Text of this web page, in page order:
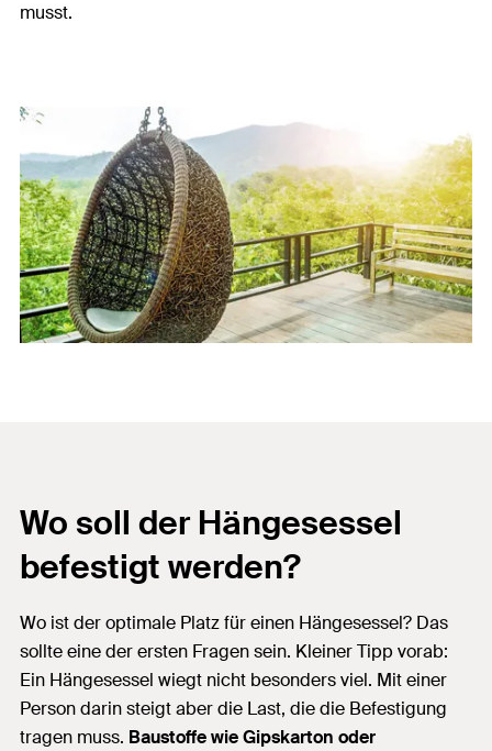
musst.
Wo soll der Hängesessel
befestigt werden?
Wo ist der optimale Platz für einen Hängesessel? Das
sollte eine der ersten Fragen sein. Kleiner Tipp vorab:
Ein Hängesessel wiegt nicht besonders viel. Mit einer
Person darin steigt aber die Last, die die Befestigung
tragen muss. Baustoffe wie Gipskarton oder